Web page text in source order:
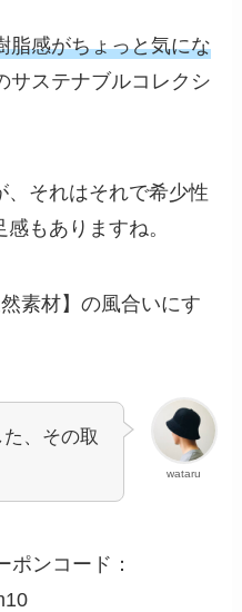
脂感がちょっと気にな
サステナブルコレクシ
、それはそれで希少性
もありますね。
素材】の風合いにす
wataru
、その取
ポンコード：